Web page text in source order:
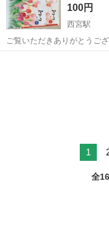
100円
西宮駅
ご覧いただきありがとうございます。 目立つ汚れ、
無しです。 書き込みあり。 理科、国語、英語、 ３冊 100円です。
1
全